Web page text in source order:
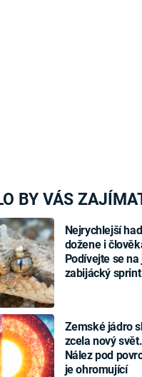
BY VÁS
Nejrychlejší
dožene i
Podívejte se na
zabijácký sprint
Zemské jádro
zcela nový svět.
Nález pod
je ohromující